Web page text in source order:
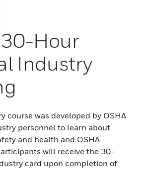
30-Hour
Industry
course was developed by OSHA
personnel to learn about
and health and OSHA
will receive the 30-
card upon completion of